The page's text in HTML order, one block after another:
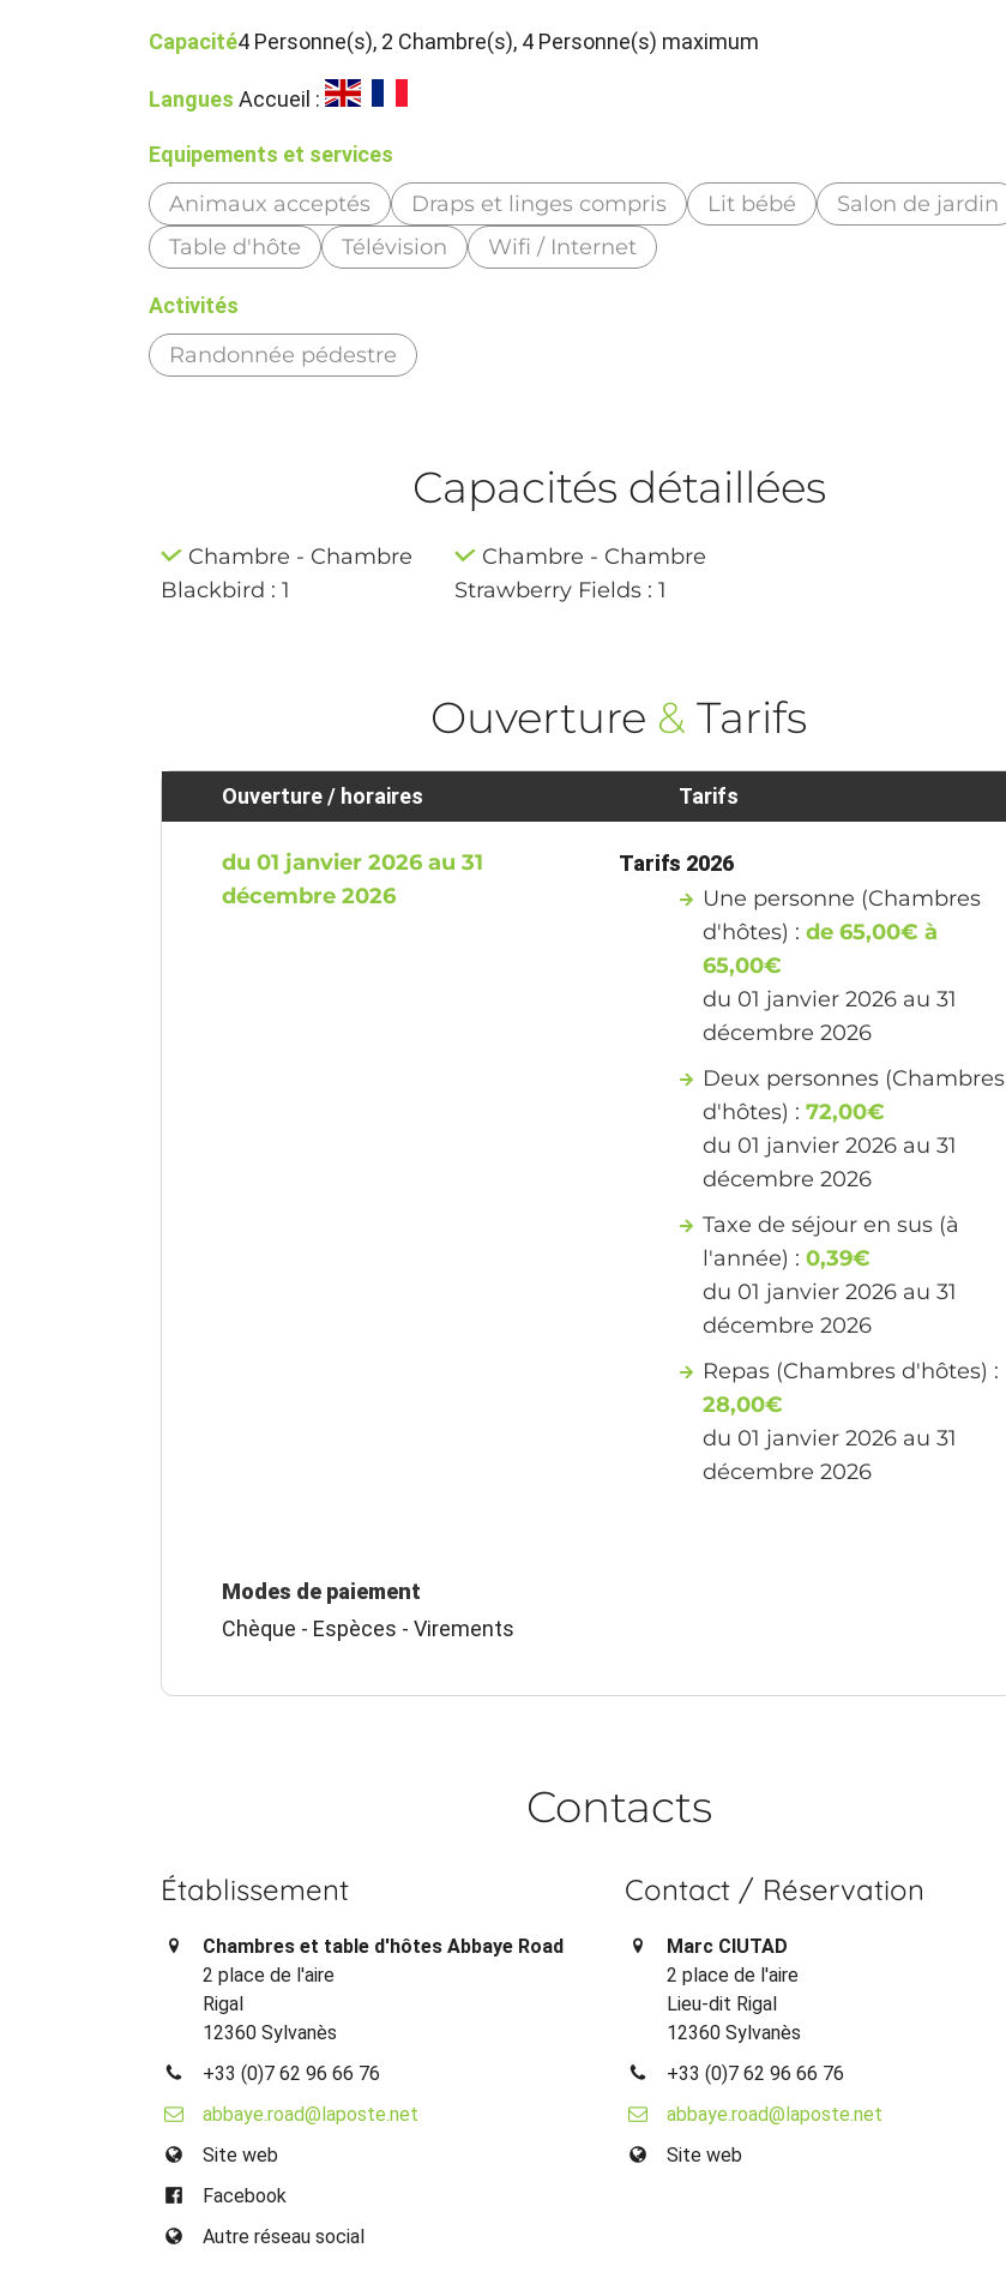
Capacité4 Personne(s), 2 Chambre(s), 4 Personne(s) maximum
Langues Accueil :
Equipements et services
Animaux acceptés Draps et linges compris Lit bébé
Salon de jardin
Table d'hôte
Télévision Wifi / Internet
Activités
Randonnée pédestre
Capacités détaillées
Chambre - Chambre
Blackbird : 1
Chambre - Chambre
Strawberry Fields : 1
Ouverture & Tarifs
Ouverture / horaires
du 01 janvier 2026 au 31
décembre 2026
Tarifs
Tarifs 2026
Une personne (Chambres
d'hôtes) :de 65,00€ à
65,00€
du 01 janvier 2026 au 31
décembre 2026
Deux personnes (Chambres
d'hôtes) :72,00€
du 01 janvier 2026 au 31
décembre 2026
Taxe de séjour en sus (à
l'année) :0,39€
du 01 janvier 2026 au 31
décembre 2026
Repas (Chambres d'hôtes) :
28,00€
du 01 janvier 2026 au 31
décembre 2026
Modes de paiement
Chèque - Espèces - Virements
Contacts
Établissement
Chambres et table d'hôtes Abbaye Road
2 place de l'aire
Rigal
12360 Sylvanès
+33 (0)7 62 96 66 76
abbaye.road@laposte.net
Site web
Facebook
Autre réseau social
Contact / Réservation
Marc CIUTAD
2 place de l'aire
Lieu-dit Rigal
12360 Sylvanès
+33 (0)7 62 96 66 76
abbaye.road@laposte.net
Site web